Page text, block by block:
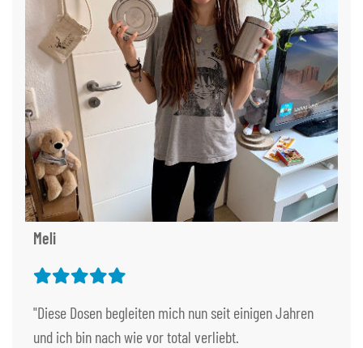
Meli
"Diese Dosen begleiten mich nun seit einigen Jahren
und ich bin nach wie vor total verliebt.